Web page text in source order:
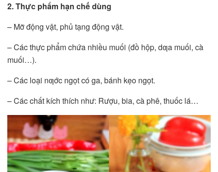
2. Thực phẩm hạn chế dùng
– Mỡ động vật, phủ tạng động vật.
– Các thực phẩm chứa nhiều muối (đồ hộp, dƣa muối, cà
muối…).
– Các loại nƣớc ngọt có ga, bánh kẹo ngọt.
– Các chất kích thích như: Rượu, bia, cà phê, thuốc lá…